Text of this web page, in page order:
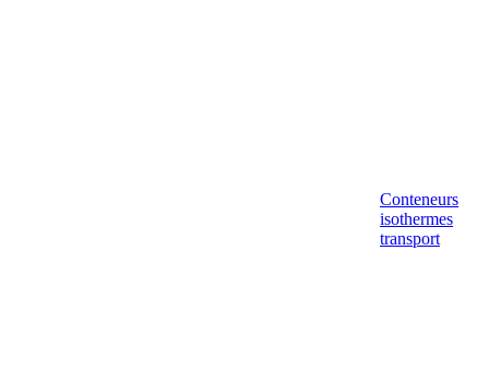
Conteneurs
isothermes
transport